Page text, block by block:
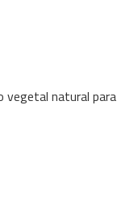
vegetal natural para